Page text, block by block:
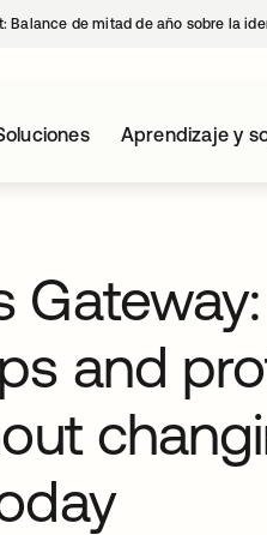
Balance de mitad de año sobre la
Aprendizaje y
and